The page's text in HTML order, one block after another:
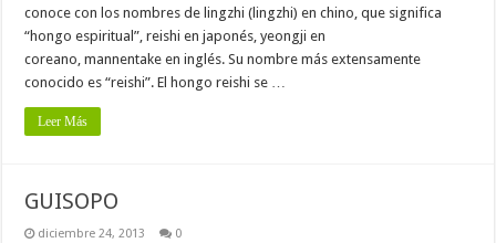
conoce con los nombres de lingzhi (lingzhi) en chino, que significa
“hongo espiritual”, reishi en japonés, yeongji en
coreano, mannentake en inglés. Su nombre más extensamente
conocido es “reishi”. El hongo reishi se …
Leer Más
GUISOPO
diciembre 24, 2013 0